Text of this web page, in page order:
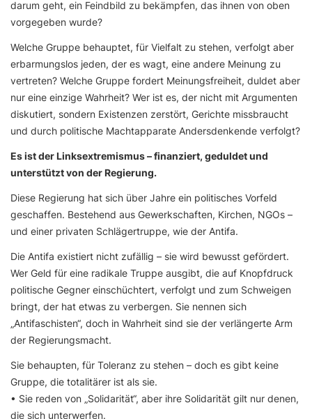
darum geht, ein Feindbild zu bekämpfen, das ihnen von oben
vorgegeben wurde?
Welche Gruppe behauptet, für Vielfalt zu stehen, verfolgt aber
erbarmungslos jeden, der es wagt, eine andere Meinung zu
vertreten? Welche Gruppe fordert Meinungsfreiheit, duldet aber
nur eine einzige Wahrheit? Wer ist es, der nicht mit Argumenten
diskutiert, sondern Existenzen zerstört, Gerichte missbraucht
und durch politische Machtapparate Andersdenkende verfolgt?
Es ist der Linksextremismus – finanziert, geduldet und
unterstützt von der Regierung.
Diese Regierung hat sich über Jahre ein politisches Vorfeld
geschaffen. Bestehend aus Gewerkschaften, Kirchen, NGOs –
und einer privaten Schlägertruppe, wie der Antifa.
Die Antifa existiert nicht zufällig – sie wird bewusst gefördert.
Wer Geld für eine radikale Truppe ausgibt, die auf Knopfdruck
politische Gegner einschüchtert, verfolgt und zum Schweigen
bringt, der hat etwas zu verbergen. Sie nennen sich
„Antifaschisten“, doch in Wahrheit sind sie der verlängerte Arm
der Regierungsmacht.
Sie behaupten, für Toleranz zu stehen – doch es gibt keine
Gruppe, die totalitärer ist als sie.
• Sie reden von „Solidarität“, aber ihre Solidarität gilt nur denen,
die sich unterwerfen.